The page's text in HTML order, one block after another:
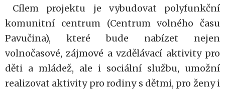
Cílem projektu je vybudovat polyfunkční
komunitní centrum (Centrum volného času
Pavučina), které bude nabízet nejen
volnočasové, zájmové a vzdělávací aktivity pro
děti a mládež, ale i sociální službu, umožní
realizovat aktivity pro rodiny s dětmi, pro ženy i